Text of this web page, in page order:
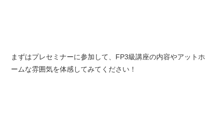
まずはプレセミナーに参加して、FP3級講座の内容やアットホ
ームな雰囲気を体感してみてください！